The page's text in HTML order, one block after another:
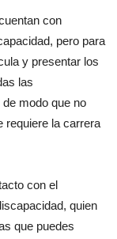
con
pero para
y presentar los
las
modo que no
requiere la carrera
con el
quien
que puedes